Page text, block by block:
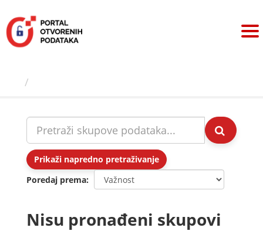
sadržaj
Prikaži napredno pretraživanje
Poredaj prema
Nisu pronađeni skupovi